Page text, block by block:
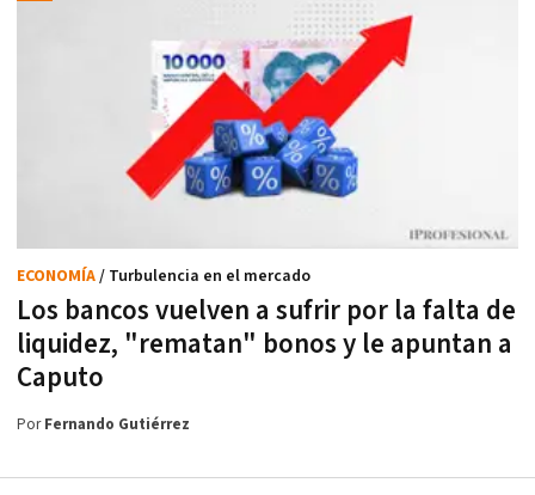
Los bancos vuelven a sufrir por la falta de
liquidez, "rematan" bonos y le apuntan a
Caputo
ECONOMÍA/ Turbulencia en el mercado
PorFernando Gutiérrez